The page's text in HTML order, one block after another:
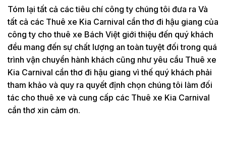
Tóm lại tất cả các tiêu chí công ty chúng tôi đưa ra Và
tất cả các Thuê xe Kia Carnival cần thơ đi hậu giang của
công ty cho thuê xe Bách Việt giới thiệu đến quý khách
đều mang đến sự chất lượng an toàn tuyệt đối trong quá
trình vận chuyển hành khách cũng như yêu cầu Thuê xe
Kia Carnival cần thơ đi hậu giang vì thế quý khách phải
tham khảo và quy ra quyết định chọn chúng tôi làm đối
tác cho thuê xe và cung cấp các Thuê xe Kia Carnival
cần thơ xin cảm ơn.